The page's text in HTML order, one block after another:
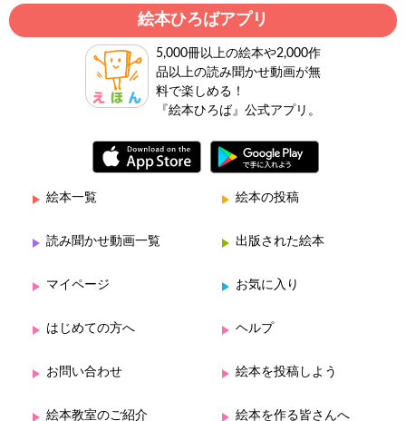
絵本ひろばアプリ
5,000冊以上の絵本や2,000作
品以上の読み聞かせ動画が無
料で楽しめる！
『絵本ひろば』公式アプリ。
絵本一覧 絵本の投稿
読み聞かせ動画一覧 出版された絵本
マイページ お気に入り
はじめての方へ ヘルプ
お問い合わせ 絵本を投稿しよう
絵本教室のご紹介 絵本を作る皆さんへ